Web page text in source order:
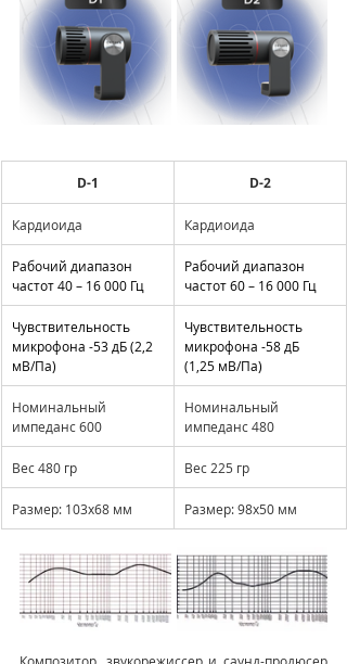
D-1 D-2
Кардиоида Кардиоида
Рабочий диапазон
частот 40 – 16 000 Гц
Рабочий диапазон
частот 60 – 16 000 Гц
Чувствительность
микрофона -53 дБ (2,2
мВ/Па)
Чувствительность
микрофона -58 дБ
(1,25 мВ/Па)
Номинальный
импеданс 600
Номинальный
импеданс 480
Вес 480 гр Вес 225 гр
Размер: 103х68 мм Размер: 98х50 мм